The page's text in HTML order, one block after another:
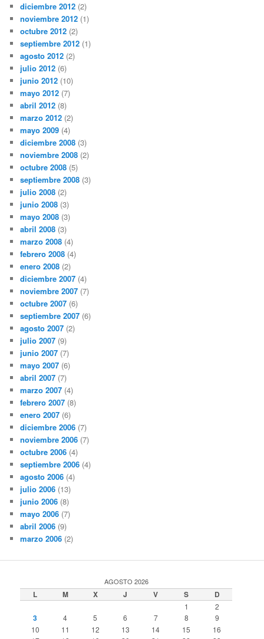
diciembre 2012 (2)
noviembre 2012 (1)
octubre 2012 (2)
septiembre 2012 (1)
agosto 2012 (2)
julio 2012 (6)
junio 2012 (10)
mayo 2012 (7)
abril 2012 (8)
marzo 2012 (2)
mayo 2009 (4)
diciembre 2008 (3)
noviembre 2008 (2)
octubre 2008 (5)
septiembre 2008 (3)
julio 2008 (2)
junio 2008 (3)
mayo 2008 (3)
abril 2008 (3)
marzo 2008 (4)
febrero 2008 (4)
enero 2008 (2)
diciembre 2007 (4)
noviembre 2007 (7)
octubre 2007 (6)
septiembre 2007 (6)
agosto 2007 (2)
julio 2007 (9)
junio 2007 (7)
mayo 2007 (6)
abril 2007 (7)
marzo 2007 (4)
febrero 2007 (8)
enero 2007 (6)
diciembre 2006 (7)
noviembre 2006 (7)
octubre 2006 (4)
septiembre 2006 (4)
agosto 2006 (4)
julio 2006 (13)
junio 2006 (8)
mayo 2006 (7)
abril 2006 (9)
marzo 2006 (2)
AGOSTO 2026
L M X J V S D
1 2
3 4 5 6 7 8
9
10
11 12 13 14 15
16